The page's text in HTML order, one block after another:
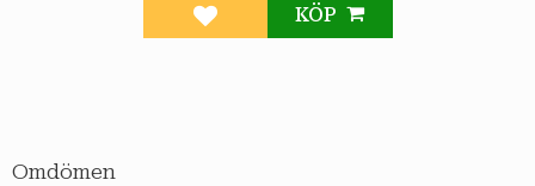
Omdömen
Lägg till i favoriter
KÖP